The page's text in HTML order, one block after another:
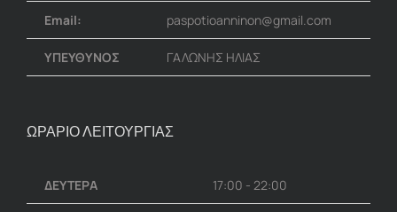
Email: paspotioanninon@gmail.com
ΥΠΕΥΘΥΝΟΣ ΓΑΛΩΝΗΣ ΗΛΙΑΣ
ΩΡΑΡΙΟ ΛΕΙΤΟΥΡΓΙΑΣ
ΔΕΥΤΕΡΑ 17:00 - 22:00